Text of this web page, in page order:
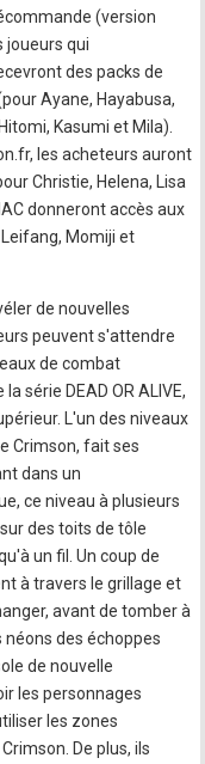
(version
joueurs qui
des packs de
Ayane, Hayabusa,
Kasumi et Mila).
les acheteurs auront
Christie, Helena, Lisa
donneront accès aux
Momiji et
de nouvelles
peuvent s'attendre
de combat
série DEAD OR ALIVE,
L'un des niveaux
Crimson, fait ses
dans un
ce niveau à plusieurs
des toits de tôle
un fil. Un coup de
à travers le grillage et
avant de tomber à
néons des échoppes
de nouvelle
les personnages
les zones
De plus, ils